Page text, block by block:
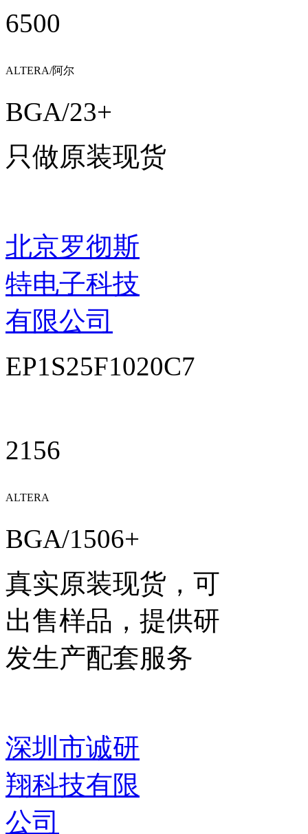
6500
ALTERA/阿尔
BGA/23+
只做原装现货
北京罗彻斯
特电子科技
有限公司
EP1S25F1020C7
2156
ALTERA
BGA/1506+
真实原装现货，可
出售样品，提供研
发生产配套服务
深圳市诚研
翔科技有限
公司